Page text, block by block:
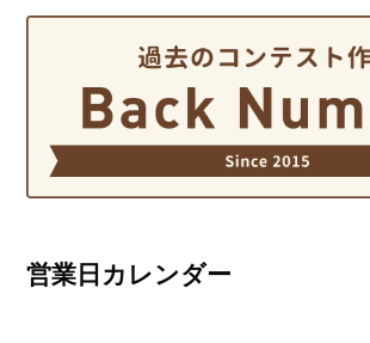
営業日カレンダー